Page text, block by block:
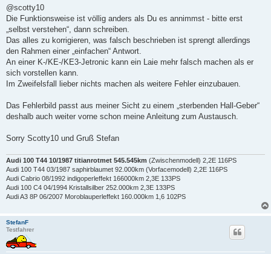
i
r
a
@scotty10
Die Funktionsweise ist völlig anders als Du es annimmst - bitte erst
„selbst verstehen“, dann schreiben.
Das alles zu korrigieren, was falsch beschrieben ist sprengt allerdings
den Rahmen einer „einfachen“ Antwort.
An einer K-/KE-/KE3-Jetronic kann ein Laie mehr falsch machen als er
sich vorstellen kann.
Im Zweifelsfall lieber nichts machen als weitere Fehler einzubauen.
Das Fehlerbild passt aus meiner Sicht zu einem „sterbenden Hall-Geber“
deshalb auch weiter vorne schon meine Anleitung zum Austausch.
Sorry Scotty10 und Gruß Stefan
Audi 100 T44 10/1987 titianrotmet 545.545km (Zwischenmodell) 2,2E 116PS
Audi 100 T44 03/1987 saphirblaumet 92.000km (Vorfacemodell) 2,2E 116PS
Audi Cabrio 08/1992 indigoperleffekt 166000km 2,3E 133PS
Audi 100 C4 04/1994 Kristallsilber 252.000km 2,3E 133PS
Audi A3 8P 06/2007 Moroblauperleffekt 160.000km 1,6 102PS
StefanF
Testfahrer